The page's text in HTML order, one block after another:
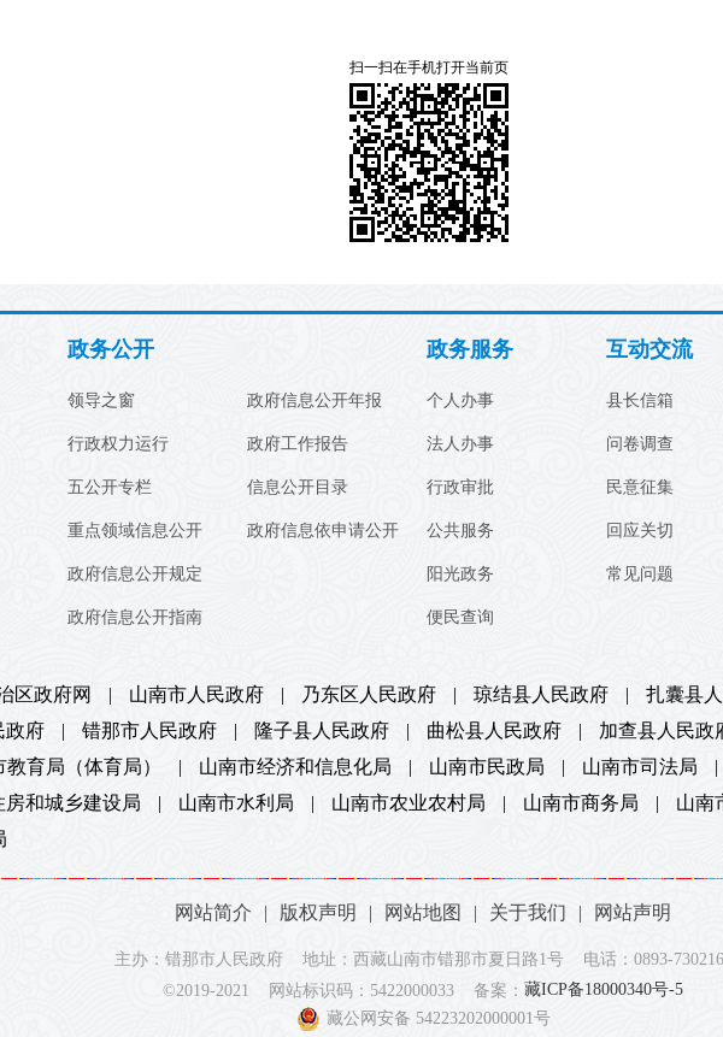
扫一扫在手机打开当前页
政务公开
领导之窗
行政权力运行
五公开专栏
重点领域信息公开
政府信息公开规定
政府信息公开指南
政府信息公开年报
政府工作报告
信息公开目录
政府信息依申请公开
政务服务
个人办事
法人办事
行政审批
公共服务
阳光政务
便民查询
互动交流
县长信箱
问卷调查
民意征集
回应关切
常见问题
区政府网 | 山南市人民政府 | 乃东区人民政府 | 琼结县人民政府 | 扎囊县
政府 | 错那市人民政府 | 隆子县人民政府 | 曲松县人民政府 | 加查县人民政
教育局（体育局） | 山南市经济和信息化局 | 山南市民政局 | 山南市司法局 |
房和城乡建设局 | 山南市水利局 | 山南市农业农村局 | 山南市商务局 | 山南
网站简介 | 版权声明 | 网站地图 | 关于我们 | 网站声明
主办：错那市人民政府 地址：西藏山南市错那市夏日路1号 电话：0893-
©2019-2021 网站标识码：5422000033 备案： 藏ICP备18000340号-5
藏公网安备 54223202000001号